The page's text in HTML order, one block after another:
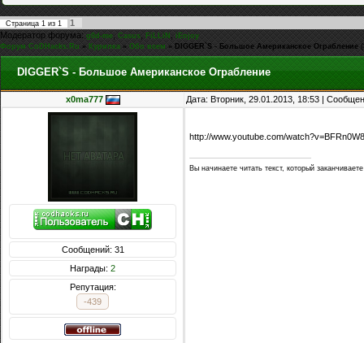
Страница 1 из 1
1
Модератор форума:g0d-me,Casus, FiLLiN,iEnjoy
Форум CoDHacks.Ru » Курилка » Обо всем » DIGGER`S - Большое Американское Ограбление
DIGGER`S - Большое Американское Ограбление
x0ma777 Дата: Вторник, 29.01.2013, 18:53 |
Сообщений: 31
Награды: 2
Репутация:
-439
http://www.youtube.com/
Вы начинаете читать текст, который